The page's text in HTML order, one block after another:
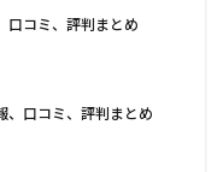
口コミ、評判まとめ
、口コミ、評判まとめ